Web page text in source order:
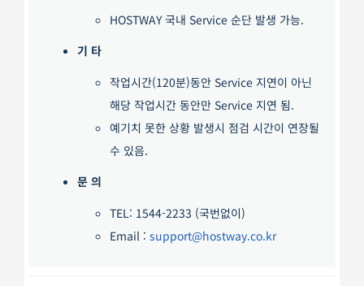
HOSTWAY 국내 Service 순단 발생 가능.
기 타
작업시간(120분)동안 Service 지연이 아닌
해당 작업시간 동안만 Service 지연 됨.
예기치 못한 상황 발생시 점검 시간이 연장될
수 있음.
문 의
TEL: 1544-2233 (국번없이)
Email : support@hostway.co.kr